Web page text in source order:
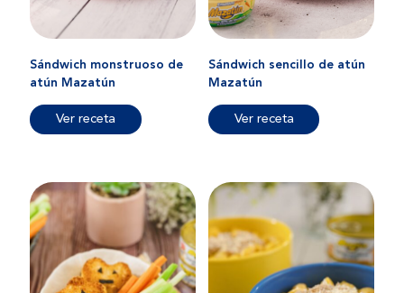
Sándwich monstruoso de
atún Mazatún
Ver receta
Sándwich sencillo de atún
Mazatún
Ver receta